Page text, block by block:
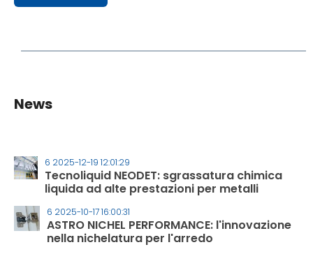
News
6 2025-12-19 12:01:29
Tecnoliquid NEODET: sgrassatura chimica
liquida ad alte prestazioni per metalli
6 2025-10-17 16:00:31
ASTRO NICHEL PERFORMANCE: l'innovazione
nella nichelatura per l'arredo